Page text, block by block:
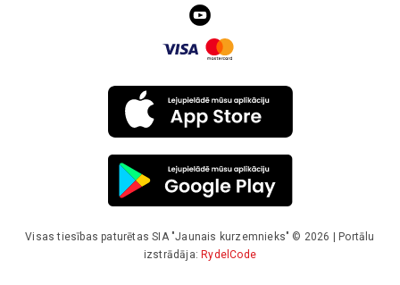
Visas tiesības paturētas SIA "Jaunais kurzemnieks" © 2026 | Portālu
izstrādāja: RydelCode